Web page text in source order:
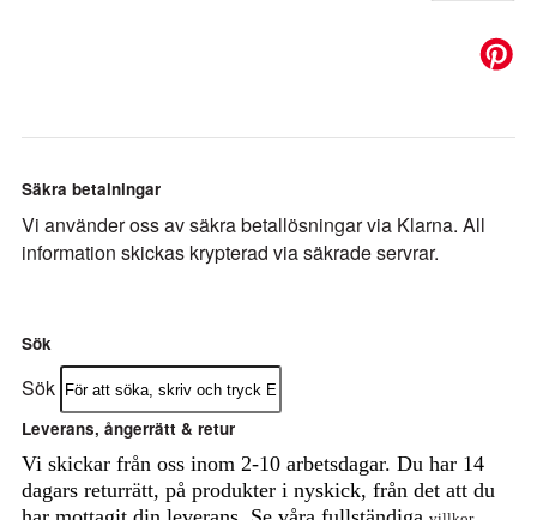
Säkra betalningar
Vi använder oss av säkra betallösningar via Klarna. All
information skickas krypterad via säkrade servrar.
Sök
Sök
Leverans, ångerrätt & retur
Vi skickar från oss inom 2-10 arbetsdagar. Du har 14
dagars returrätt, på produkter i nyskick, från det att du